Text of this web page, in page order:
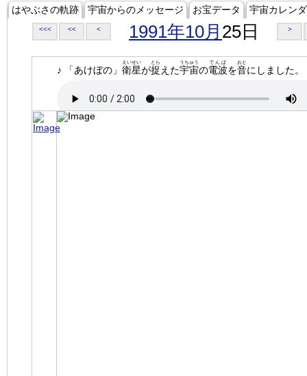
はやぶさの軌跡 宇宙からのメッセージ お宝データ 宇宙カレン
<<< << < 1991年10月 25日 >
♪ 「あけぼの」 衛星
えいせい
が捉
とら
えた宇宙
うちゅう
の電波
でんぱ
を音
おと
にしました。